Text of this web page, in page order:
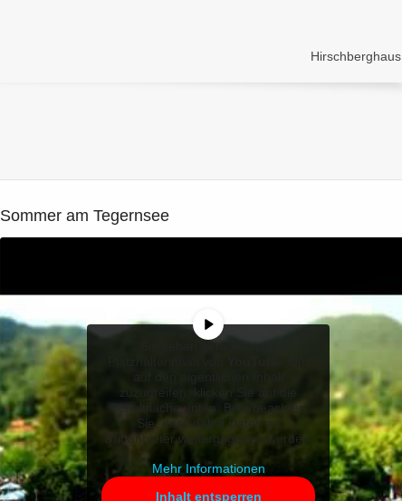
Hirschberghaus
Sommer am Tegernsee
zuzugreifen, klicken Sie auf die
Schaltfläche unten. Bitte beachten
Sie, dass dabei Daten an
Drittanbieter weitergegeben werden.
Mehr Informationen
Inhalt entsperren